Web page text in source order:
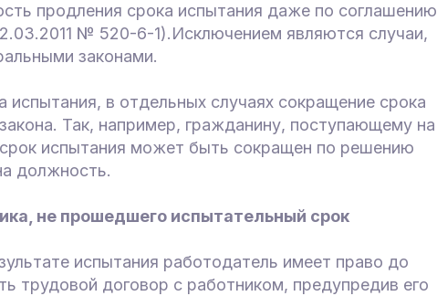
продления срока испытания даже по соглашению
№ 520-6-1).Исключением являются случаи,
законами.
испытания, в отдельных случаях сокращение срока
Так, например, гражданину, поступающему на
испытания может быть сокращен по решению
должность.
не прошедшего испытательный срок
испытания работодатель имеет право до
трудовой договор с работником, предупредив его